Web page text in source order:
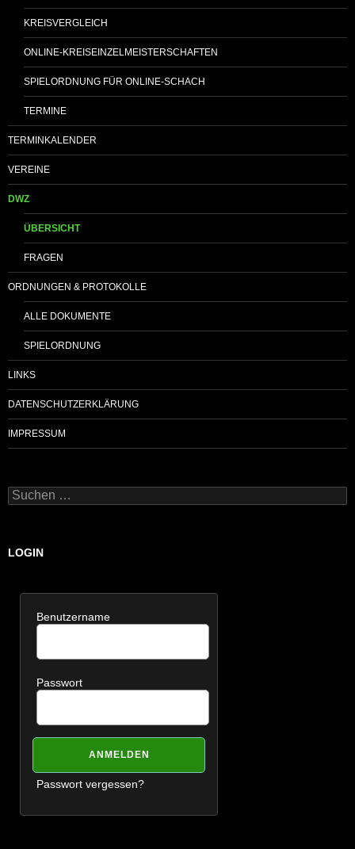
KREISVERGLEICH
ONLINE-KREISEINZELMEISTERSCHAFTEN
SPIELORDNUNG FÜR ONLINE-SCHACH
TERMINE
TERMINKALENDER
VEREINE
DWZ
ÜBERSICHT
FRAGEN
ORDNUNGEN & PROTOKOLLE
ALLE DOKUMENTE
SPIELORDNUNG
LINKS
DATENSCHUTZERKLÄRUNG
IMPRESSUM
Suchen
nach:
LOGIN
Benutzername
Passwort
Passwort vergessen?